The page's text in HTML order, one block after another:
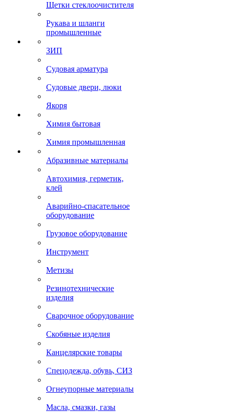
Щетки стеклоочистителя
Рукава и шланги
промышленные
ЗИП
Судовая арматура
Судовые двери, люки
Якоря
Химия бытовая
Химия промышленная
Абразивные материалы
Автохимия, герметик,
клей
Аварийно-спасательное
оборудование
Грузовое оборудование
Инструмент
Метизы
Резинотехнические
изделия
Сварочное оборудование
Скобяные изделия
Канцелярские товары
Спецодежда, обувь, СИЗ
Огнеупорные материалы
Масла, смазки, газы